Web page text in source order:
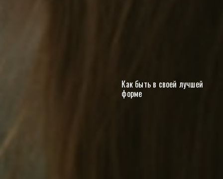
Как быть в своей лучшей
форме